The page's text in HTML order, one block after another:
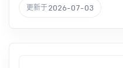
更新于2026-07-03